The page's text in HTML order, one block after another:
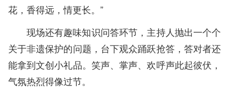
花，香得远，情更长。”
现场还有趣味知识问答环节，主持人抛出一个个
关于非遗保护的问题，台下观众踊跃抢答，答对者还
能拿到文创小礼品。笑声、掌声、欢呼声此起彼伏，
气氛热烈得像过节。